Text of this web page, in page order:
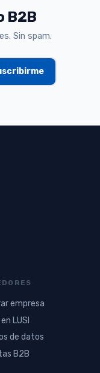
B2B
Sin spam.
empresa
LUSI
de datos
B2B